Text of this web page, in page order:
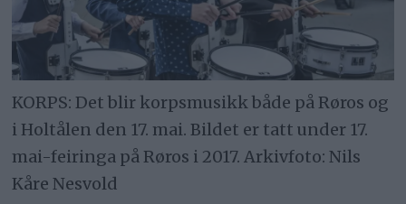
KORPS: Det blir korpsmusikk både på Røros og
i Holtålen den 17. mai. Bildet er tatt under 17.
mai-feiringa på Røros i 2017. Arkivfoto: Nils
Kåre Nesvold